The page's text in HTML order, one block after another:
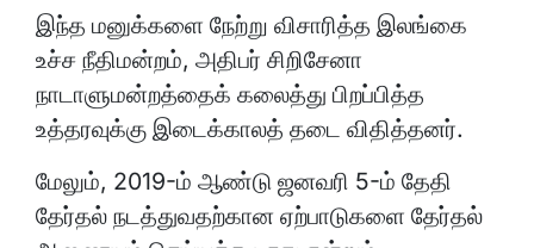
இந்த மனுக்களை நேற்று விசாரித்த இலங்கை
உச்ச நீதிமன்றம், அதிபர் சிறிசேனா
நாடாளுமன்றத்தைக் கலைத்து பிறப்பித்த
உத்தரவுக்கு இடைக்காலத் தடை விதித்தனர்.
மேலும், 2019-ம் ஆண்டு ஜனவரி 5-ம் தேதி
தேர்தல் நடத்துவதற்கான ஏற்பாடுகளை தேர்தல்